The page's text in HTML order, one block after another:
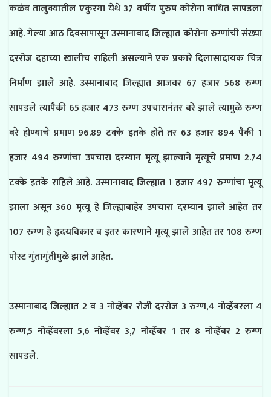
कळंब तालुक्यातील एकुरगा येथे 37 वर्षीय पुरुष कोरोना बाधित सापडला
आहे. गेल्या आठ दिवसापासून उस्मानाबाद जिल्ह्यात कोरोना रुग्णांची संख्या
दररोज दहाच्या खालीच राहिली असल्याने एक प्रकारे दिलासादायक चित्र
निर्माण झाले आहे. उस्मानाबाद जिल्ह्यात आजवर 67 हजार 568 रुग्ण
सापडले त्यापैकी 65 हजार 473 रुग्ण उपचारानंतर बरे झाले त्यामुळे रुग्ण
बरे होण्याचे प्रमाण 96.89 टक्के इतके होते तर 63 हजार 894 पैकी 1
हजार 494 रुग्णांचा उपचारा दरम्यान मृत्यू झाल्याने मृत्यूचे प्रमाण 2.74
टक्के इतके राहिले आहे. उस्मानाबाद जिल्ह्यात 1 हजार 497 रुग्णांचा मृत्यू
झाला असून 360 मृत्यू हे जिल्ह्याबाहेर उपचारा दरम्यान झाले आहेत तर
107 रुग्ण हे हृदयविकार व इतर कारणाने मृत्यू झाले आहेत तर 108 रुग्ण
पोस्ट गुंतागुंतीमुळे झाले आहेत.
उस्मानाबाद जिल्ह्यात 2 व 3 नोव्हेंबर रोजी दररोज 3 रुग्ण,4 नोव्हेंबरला 4
रुग्ण,5 नोव्हेंबरला 5,6 नोव्हेंबर 3,7 नोव्हेंबर 1 तर 8 नोव्हेंबर 2 रुग्ण
सापडले.